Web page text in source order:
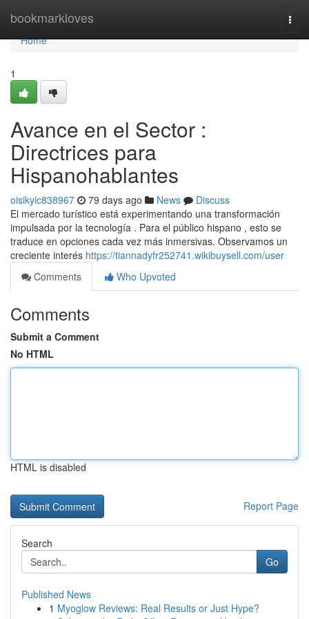
bookmarkloves
Home
Home
1
Avance en el Sector :
Directrices para
Hispanohablantes
oisikyic838967 79 days ago News
Discuss
El mercado turístico está experimentando una transformación
impulsada por la tecnología . Para el público hispano , esto se
traduce en opciones cada vez más inmersivas. Observamos un
creciente interés https://tiannadyfr252741.wikibuysell.com/user
Comments
Who Upvoted
Comments
Submit a Comment
No HTML
HTML is disabled
Report Page
Search
Go
Published News
1 Myoglow Reviews: Real Results or Just Hype?